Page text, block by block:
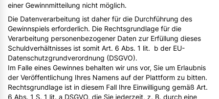
einer Gewinnmitteilung nicht möglich.
Die Datenverarbeitung ist daher für die Durchführung des
Gewinnspiels erforderlich. Die Rechtsgrundlage für die
Verarbeitung personenbezogener Daten zur Erfüllung dieses
Schuldverhältnisses ist somit Art. 6 Abs. 1 lit. b der EU-
Datenschutzgrundverordnung (DSGVO).
Im Falle eines Gewinnes behalten wir uns vor, Sie um Erlaubnis
der Veröffentlichung Ihres Namens auf der Plattform zu bitten.
Rechtsgrundlage ist in diesem Fall Ihre Einwilligung gemäß Art.
6 Abs. 1 S. 1 lit. a DSGVO, die Sie jederzeit, z. B. durch eine